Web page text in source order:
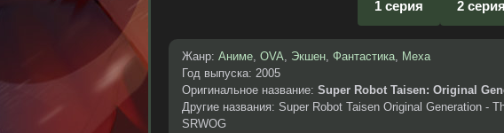
1 серия 2 серия
Жанр: Аниме, OVA, Экшен, Фантастика, Меха
Год выпуска: 2005
Оригинальное название: Super Robot Taisen: Original
Другие названия: Super Robot Taisen Original Generation -
SRWOG